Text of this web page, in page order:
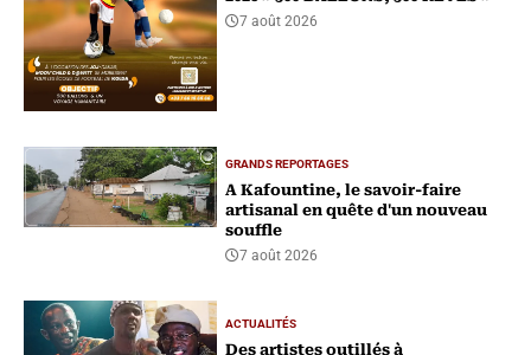
7 août 2026
GRANDS REPORTAGES
A Kafountine, le savoir-faire
artisanal en quête d'un nouveau
souffle
7 août 2026
ACTUALITÉS
Des artistes outillés à